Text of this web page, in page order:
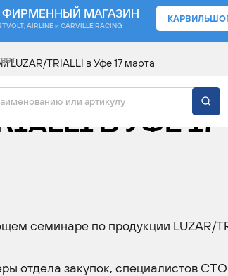
МАГАЗИН
AIRLINE и CARVILLE RACING
TRIALLI в Уфе 17 марта
В УФЕ 17
семинаре по продукции LUZAR/
отдела закупок, специалистов